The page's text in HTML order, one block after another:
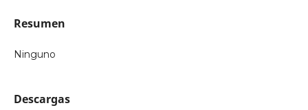
Resumen
Ninguno
Descargas